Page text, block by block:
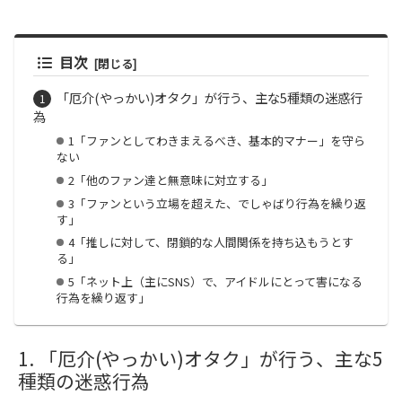
目次
「厄介(やっかい)オタク」が行う、主な5種類の迷惑行
為
1「ファンとしてわきまえるべき、基本的マナー」を守ら
ない
2「他のファン達と無意味に対立する」
3「ファンという立場を超えた、でしゃばり行為を繰り返
す」
4「推しに対して、閉鎖的な人間関係を持ち込もうとす
る」
5「ネット上（主にSNS）で、アイドルにとって害になる
行為を繰り返す」
「厄介(やっかい)オタク」が行う、主な5
種類の迷惑行為